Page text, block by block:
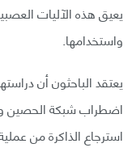
يعيق هذه الآليات
واستخدامها.
يعتقد الباحثون أن
اضطراب شبكة الحصين
استرجاع الذاكرة من